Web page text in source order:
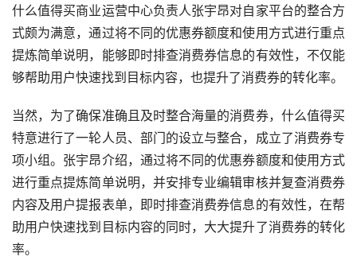
什么值得买商业运营中心负责人张宇昂对自家平台的整合方
式颇为满意，通过将不同的优惠券额度和使用方式进行重点
提炼简单说明，能够即时排查消费券信息的有效性，不仅能
够帮助用户快速找到目标内容，也提升了消费券的转化率。
当然，为了确保准确且及时整合海量的消费券，什么值得买
特意进行了一轮人员、部门的设立与整合，成立了消费券专
项小组。张宇昂介绍，通过将不同的优惠券额度和使用方式
进行重点提炼简单说明，并安排专业编辑审核并复查消费券
内容及用户提报表单，即时排查消费券信息的有效性，在帮
助用户快速找到目标内容的同时，大大提升了消费券的转化
率。